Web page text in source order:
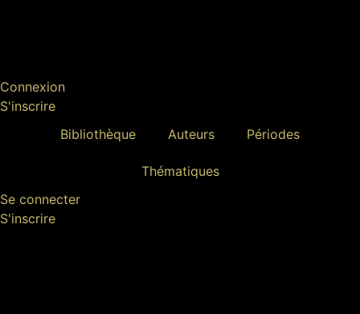
Connexion
S'inscrire
Bibliothèque
Auteurs Périodes
Thématiques
Se connecter
S'inscrire